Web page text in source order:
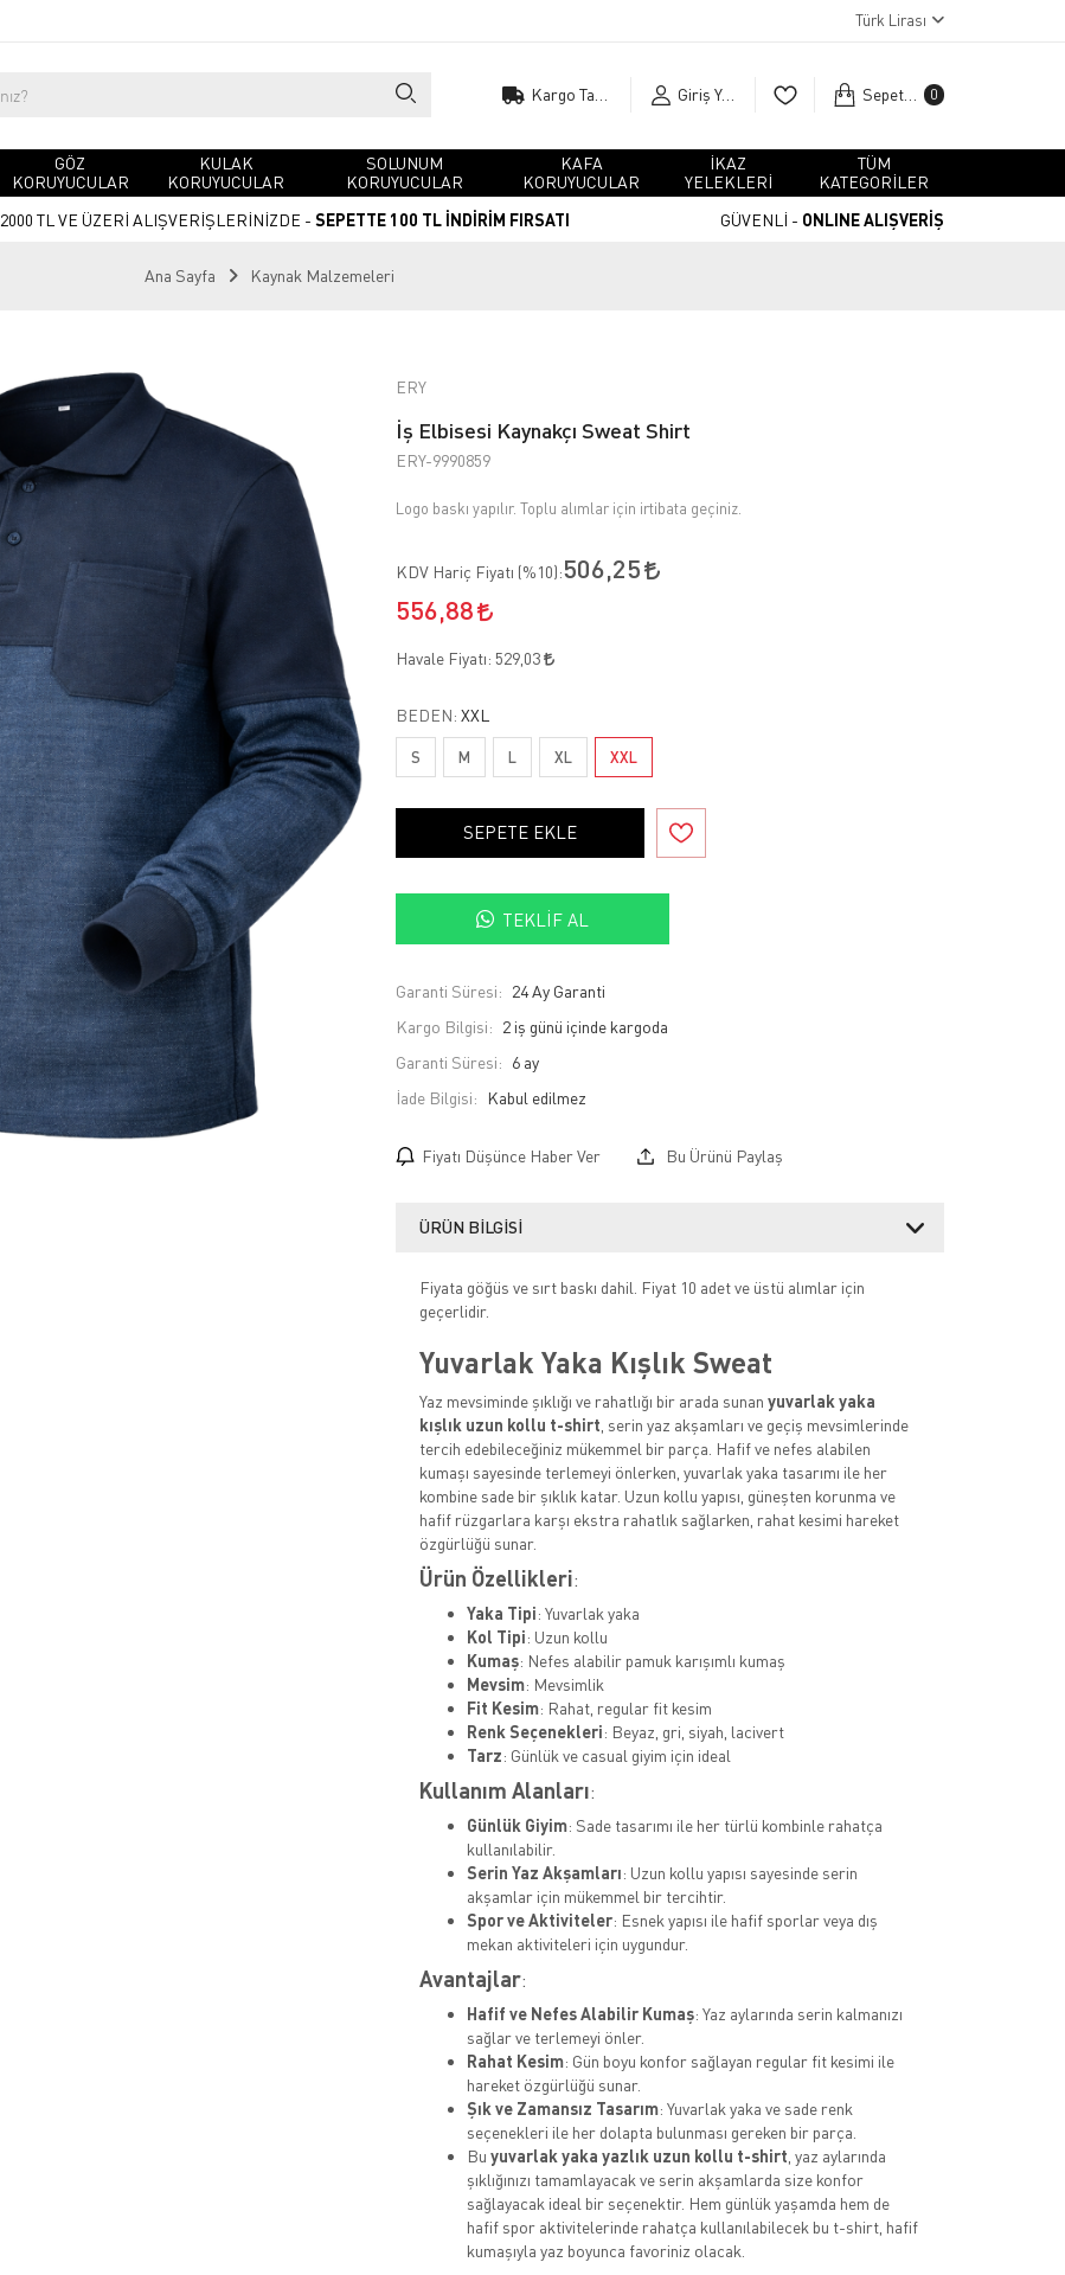
Türk Lirası
Giriş Yap Sepetim 0
GÖZ
KORUYUCULAR
KULAK
KORUYUCULAR
SOLUNUM
KORUYUCULAR
KAFA
KORUYUCULAR
İKAZ
YELEKLERİ
TÜM
KATEGORİLER
2000 TL VE ÜZERİ ALIŞVERİŞLERİNİZDE - SEPETTE 100 TL İNDİRİM FIRSATI GÜVENLİ - ONLINE ALIŞVERİŞ
Ana Sayfa Kaynak Malzemeleri
ERY
İş Elbisesi Kaynakçı Sweat Shirt
ERY-9990859
Logo baskı yapılır. Toplu alımlar için irtibata geçiniz.
KDV Hariç Fiyatı (%10):506,25
556,88
Havale Fiyatı: 529,03
BEDEN: XXL
S M L XL XXL
SEPETE EKLE
TEKLIF AL
Garanti Süresi: 24 Ay Garanti
Kargo Bilgisi: 2 iş günü içinde kargoda
Garanti Süresi: 6 ay
İade Bilgisi:
Fiyatı Düşünce Haber Ver Bu Ürünü Paylaş
ÜRÜN BILGISI
Fiyata göğüs ve sırt baskı dahil. Fiyat 10 adet ve üstü alımlar için
geçerlidir.
Yuvarlak Yaka Kışlık Sweat
Yaz mevsiminde şıklığı ve rahatlığı bir arada sunan yuvarlak yaka
kışlık uzun kollu t-shirt , serin yaz akşamları ve geçiş mevsimlerinde
tercih edebileceğiniz mükemmel bir parça. Hafif ve nefes alabilen
kumaşı sayesinde terlemeyi önlerken, yuvarlak yaka tasarımı ile her
kombine sade bir şıklık katar. Uzun kollu yapısı, güneşten korunma ve
hafif rüzgarlara karşı ekstra rahatlık sağlarken, rahat kesimi hareket
özgürlüğü sunar.
Ürün Özellikleri:
Yaka Tipi: Yuvarlak yaka
Kol Tipi: Uzun kollu
Kumaş: Nefes alabilir pamuk karışımlı kumaş
Mevsim: Mevsimlik
Fit Kesim: Rahat, regular fit kesim
Renk Seçenekleri: Beyaz, gri, siyah, lacivert
Tarz: Günlük ve casual giyim için ideal
Kullanım Alanları:
Günlük Giyim: Sade tasarımı ile her türlü kombinle rahatça
kullanılabilir.
Serin Yaz Akşamları: Uzun kollu yapısı sayesinde serin
akşamlar için mükemmel bir tercihtir.
Spor ve Aktiviteler: Esnek yapısı ile hafif sporlar veya dış
mekan aktiviteleri için uygundur.
Avantajlar:
Hafif ve Nefes Alabilir Kumaş: Yaz aylarında serin kalmanızı
sağlar ve terlemeyi önler.
Rahat Kesim: Gün boyu konfor sağlayan regular fit kesimi ile
hareket özgürlüğü sunar.
Şık ve Zamansız Tasarım: Yuvarlak yaka ve sade renk
seçenekleri ile her dolapta bulunması gereken bir parça.
Bu yuvarlak yaka yazlık uzun kollu t-shirt , yaz aylarında
şıklığınızı tamamlayacak ve serin akşamlarda size konfor
sağlayacak ideal bir seçenektir. Hem günlük yaşamda hem de
hafif spor aktivitelerinde rahatça kullanılabilecek bu t-shirt, hafif
kumaşıyla yaz boyunca favoriniz olacak.